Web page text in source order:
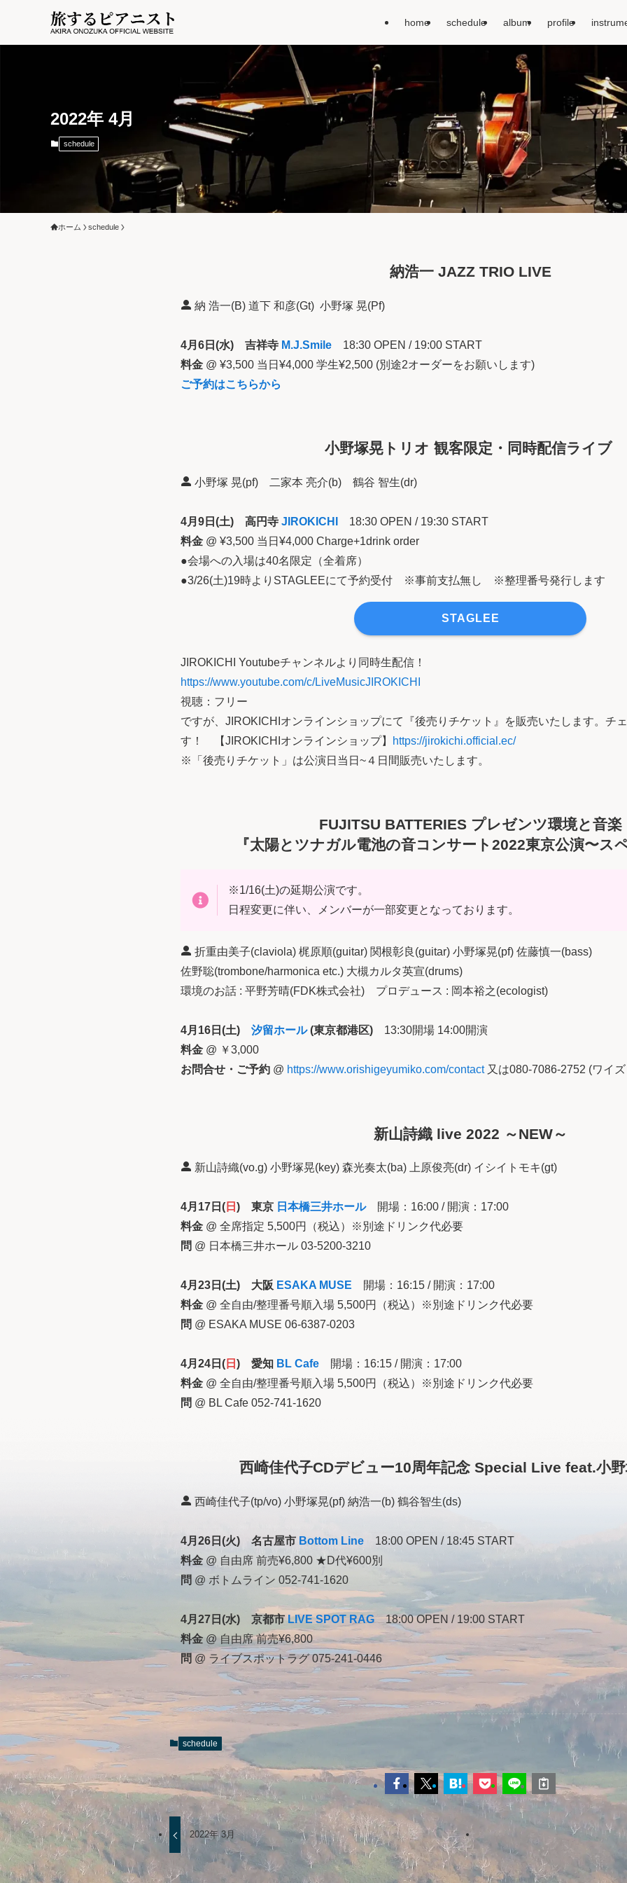
home schedule album profile
2022年 4月
schedule
ホーム schedule
納浩一 JAZZ TRIO LIVE
納 浩一(B) 道下 和彦(Gt) 小野塚 晃(Pf)
4月6日(水) 吉祥寺 M.J.Smile 18:30 OPEN / 19:00 START
料金 @ ¥3,500 当日¥4,000 学生¥2,500 (別途2オーダーをお願いします)
ご予約はこちらから
小野塚晃トリオ 観客限定・同時配信ライブ
小野塚 晃(pf) 二家本 亮介(b) 鶴谷 智生(dr)
4月9日(土) 高円寺 JIROKICHI
18:30 OPEN / 19:30 START
料金 @ ¥3,500 当日¥4,000 Charge+1drink order
●会場への入場は40名限定（全着席）
●3/26(土)19時よりSTAGLEEにて予約受付 ※事前支払無し ※整理番号発行します
STAGLEE
JIROKICHI Youtubeチャンネルより同時生配信！
https://www.youtube.com/c/LiveMusicJIROKICHI
視聴：フリー
ですが、JIROKICHIオンラインショップにて『後売りチケット』を販売いたします。チ
す！ 【JIROKICHIオンラインショップ】
https://jirokichi.official.ec/
※「後売りチケット」は公演日当日~４日間販売いたします。
FUJITSU BATTERIES プレゼンツ環境と音楽
『太陽とツナガル電池の音コンサート2022東京公演〜ス
※1/16(土)の延期公演です。
日程変更に伴い、メンバーが一部変更となっております。
折重由美子(claviola) 梶原順(guitar) 関根彰良(guitar) 小野塚晃(pf) 佐藤慎一(bass)
佐野聡(trombone/harmonica etc.) 大槻カルタ英宣(drums)
環境のお話 : 平野芳晴(FDK株式会社) プロデュース : 岡本裕之(ecologist)
4月16日(土) 汐留ホール (東京都港区) 13:30開場 14:00開演
料金 @ ￥3,000
お問合せ・ご予約 @ https://www.orishigeyumiko.com/contact又は080-7086-2752 (ワイ
新山詩織 live 2022 ～NEW～
新山詩織(vo.g) 小野塚晃(key) 森光奏太(ba) 上原俊亮(dr) イシイトモキ(gt)
4月17日( 日 ) 東京 日本橋三井ホール開場：16:00 / 開演：17:00
料金 @ 全席指定 5,500円（税込）※別途ドリンク代必要
問 @ 日本橋三井ホール 03-5200-3210
4月23日(土) 大阪 ESAKA MUSE 開場：16:15 / 開演：17:00
料金 @ 全自由/整理番号順入場 5,500円（税込）※別途ドリンク代必要
問 @ ESAKA MUSE 06-6387-0203
4月24日( 日 ) 愛知 BL Cafe 開場：16:15 / 開演：17:00
料金 @ 全自由/整理番号順入場 5,500円（税込）※別途ドリンク代必要
問 @ BL Cafe 052-741-1620
西崎佳代子CDデビュー10周年記念 Special Live feat.小
西崎佳代子(tp/vo) 小野塚晃(pf) 納浩一(b) 鶴谷智生(ds)
4月26日(火) 名古屋市 Bottom Line 18:00 OPEN / 18:45 START
料金 @ 自由席 前売¥6,800 ★D代¥600別
問 @ ボトムライン 052-741-1620
4月27日(水) 京都市LIVE SPOT RAG18:00 OPEN / 19:00 START
料金 @ 自由席 前売¥6,800
問 @ ライブスポットラグ 075-241-0446
schedule
2022年 3月